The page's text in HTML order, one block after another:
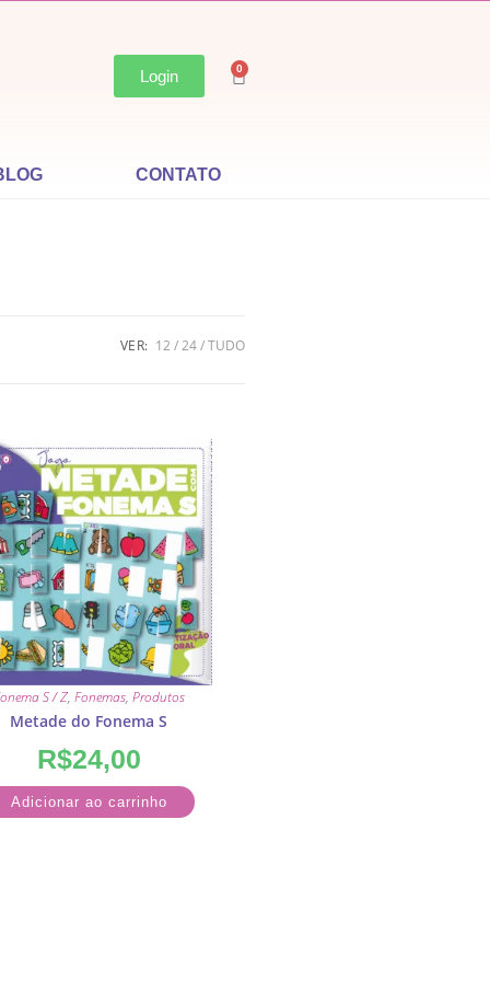
Login 0
CONTATO
VER: 12 24 TUDO
S / Z, Fonemas, Produtos
Metade do Fonema S
R$24,00
Adicionar ao carrinho